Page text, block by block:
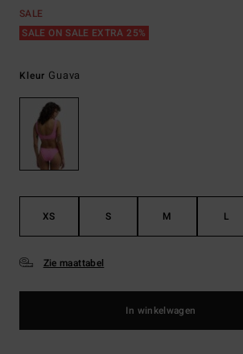
SALE
SALE ON SALE EXTRA 25%
Kleur Guava
XS S M L
Zie maattabel
In winkelwagen